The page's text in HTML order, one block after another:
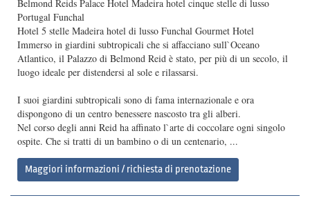
Belmond Reids Palace Hotel Madeira hotel cinque stelle di lusso
Portugal Funchal
Hotel 5 stelle Madeira hotel di lusso Funchal Gourmet Hotel
Immerso in giardini subtropicali che si affacciano sull`Oceano
Atlantico, il Palazzo di Belmond Reid è stato, per più di un secolo, il
luogo ideale per distendersi al sole e rilassarsi.
I suoi giardini subtropicali sono di fama internazionale e ora
dispongono di un centro benessere nascosto tra gli alberi.
Nel corso degli anni Reid ha affinato l`arte di coccolare ogni singolo
ospite. Che si tratti di un bambino o di un centenario, ...
Maggiori informazioni / richiesta di prenotazione